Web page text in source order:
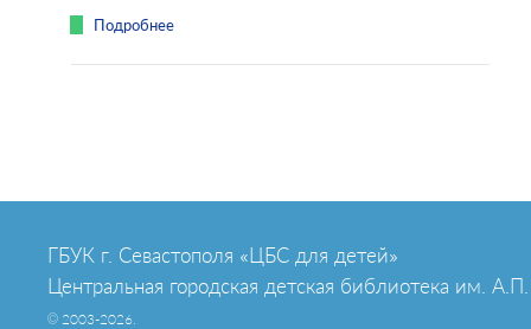
Подробнее
ГБУК г. Севастополя «ЦБС для детей»
Центральная городская детская библиотека им. А.П.
© 2003-2026.